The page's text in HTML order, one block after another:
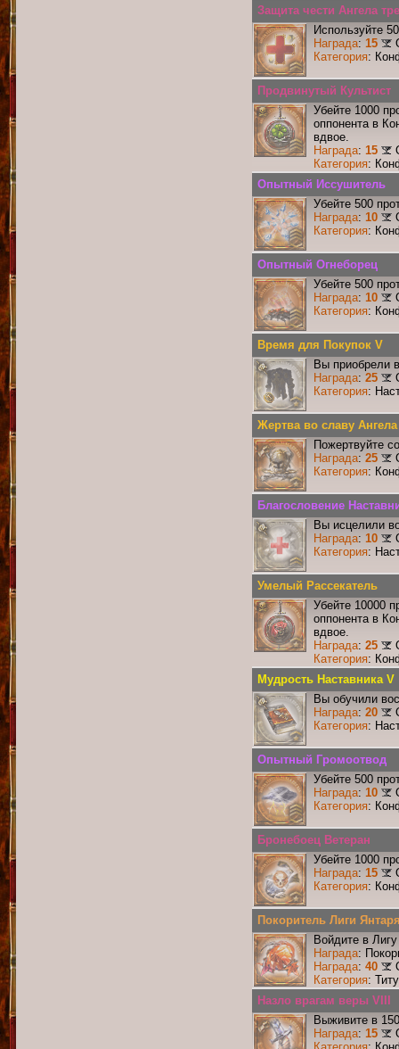
Защита чести Ангела
Используйте
Награда: 15
Категория:
Продвинутый Культист
Убейте 1000
оппонента в
вдвое.
Награда: 15
Категория:
Опытный Иссушитель
Убейте 500
Награда: 10
Категория:
Опытный Огнеборец
Убейте 500
Награда: 10
Категория:
Время для Покупок V
Вы приобрели
Награда: 25
Категория:
Жертва во славу
Пожертвуйте
Награда: 25
Категория:
Благословение
Вы исцелили
Награда: 10
Категория:
Умелый Рассекатель
Убейте 10000
оппонента в
вдвое.
Награда: 25
Категория:
Мудрость Наставника V
Вы обучили
Награда: 20
Категория:
Опытный Громоотвод
Убейте 500
Награда: 10
Категория:
Бронебоец Ветеран
Убейте 1000
Награда: 15
Категория:
Покоритель Лиги
Войдите в
Награда:
Награда: 40
Категория:
Назло врагам веры VIII
Выживите в
Награда: 15